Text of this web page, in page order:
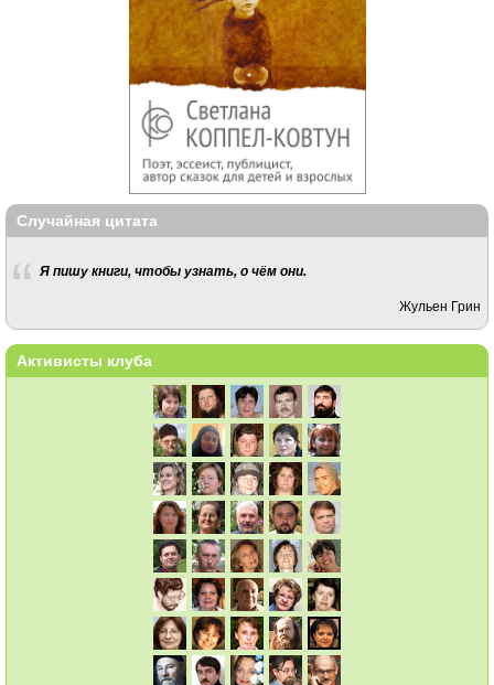
Случайная цитата
Я пишу книги, чтобы узнать, о чём они.
Жульен Грин
Активисты клуба